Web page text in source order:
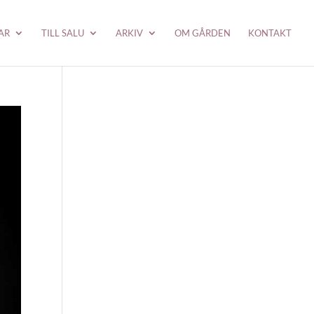
TILL SALU ARKIV OM GÅRDEN KONTAKT